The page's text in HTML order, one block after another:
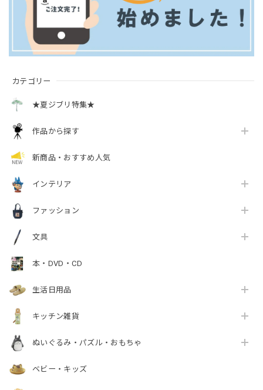
カテゴリー
★夏ジブリ特集★
作品から探す
新商品・おすすめ人気
インテリア
ファッション
文具
本・DVD・CD
生活日用品
キッチン雑貨
ぬいぐるみ・パズル・おもちゃ
ベビー・キッズ